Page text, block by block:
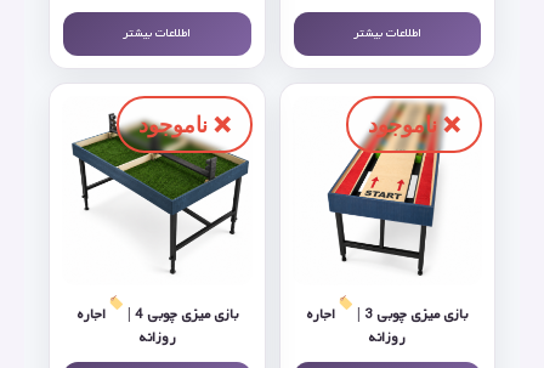
اطلاعات بیشتر اطلاعات بیشتر
بازی میزی چوبی 3 |
اجاره
روزانه
بازی میزی چوبی 4 |
اجاره
روزانه